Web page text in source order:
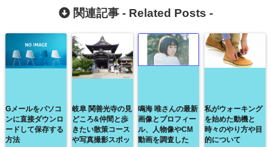
関連記事 - Related Posts -
Gメールをパソコ
ンに直接ダウンロ
ードして保存する
方法
岐阜 関善光寺の見
どころ&仲間と歩
きたい散策コース
や写真撮影スポッ
鳴海 唯さんの最新
画像とプロフィー
ル、人物像やCM
動画を調査した
私がウォーキング
を始めた動機と
時々のやり方や目
的について